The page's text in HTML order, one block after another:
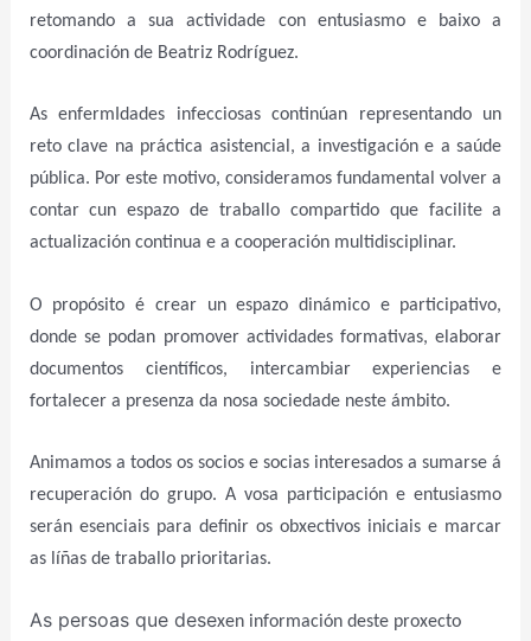
retomando a sua actividade con entusiasmo e baixo a
coordinación de Beatriz Rodríguez.
As enfermIdades infecciosas continúan representando un
reto clave na práctica asistencial, a investigación e a saúde
pública. Por este motivo, consideramos fundamental volver a
contar cun espazo de traballo compartido que facilite a
actualización continua e a cooperación multidisciplinar.
O propósito é crear un espazo dinámico e participativo,
donde se podan promover actividades formativas, elaborar
documentos científicos, intercambiar experiencias e
fortalecer a presenza da nosa sociedade neste ámbito.
Animamos a todos os socios e socias interesados a sumarse á
recuperación do grupo. A vosa participación e entusiasmo
serán esenciais para definir os obxectivos iniciais e marcar
as líñas de traballo prioritarias.
As persoas que desexen información deste proxecto